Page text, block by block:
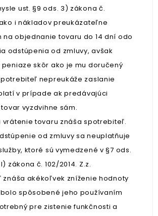
ust. §9 ods. 3) zákona č.
ako i nákladov preukázateľne
na objednanie tovaru do 14 dní odo
odstúpenia od zmluvy, avšak
skôr ako je mu doručený
nepreukáže zaslanie
v prípade ak predávajúci
vyzdvihne sám.
vrátenie tovaru znáša spotrebiteľ.
od zmluvy sa neuplatňuje
ktoré sú vymedzené v §7 ods.
zákona č. 102/2014. Z.z.
znáša akékoľvek zníženie hodnoty
spôsobené jeho používaním
pre zistenie funkčnosti a